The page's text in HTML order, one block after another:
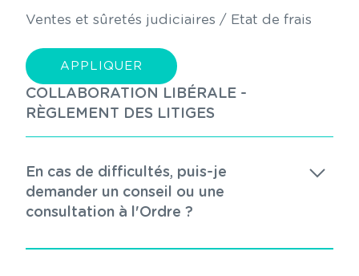
Ventes et sûretés judiciaires / Etat de frais
COLLABORATION LIBÉRALE -
RÈGLEMENT DES LITIGES
En cas de difficultés, puis-je
demander un conseil ou une
consultation à l'Ordre ?